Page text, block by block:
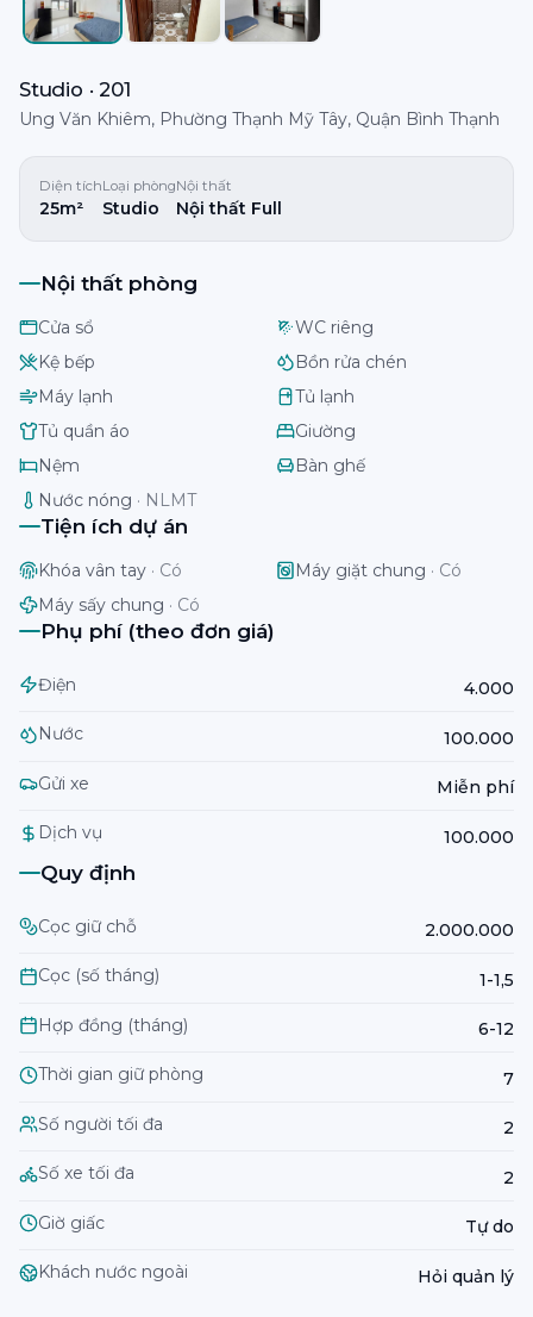
Studio · 201
Ung Văn Khiêm, Phường Thạnh Mỹ Tây, Quận Bình Thạnh
Diện tích
25m²
Loại phòng
Studio
Nội thất
Nội thất Full
Nội thất phòng
Cửa sổ
WC riêng
Kệ bếp
Bồn rửa chén
Máy lạnh
Tủ lạnh
Tủ quần áo
Giường
Nệm
Bàn ghế
Nước nóng · NLMT
Tiện ích dự án
Khóa vân tay · Có Máy giặt chung · Có
Máy sấy chung · Có
Phụ phí (theo đơn giá)
Điện 4.000
Nước 100.000
Gửi xe Miễn phí
Dịch vụ 100.000
Quy định
Cọc giữ chỗ 2.000.000
Cọc (số tháng) 1-1,5
Hợp đồng (tháng) 6-12
Thời gian giữ phòng 7
Số người tối đa 2
Số xe tối đa 2
Giờ giấc Tự do
Khách nước ngoài Hỏi quản lý